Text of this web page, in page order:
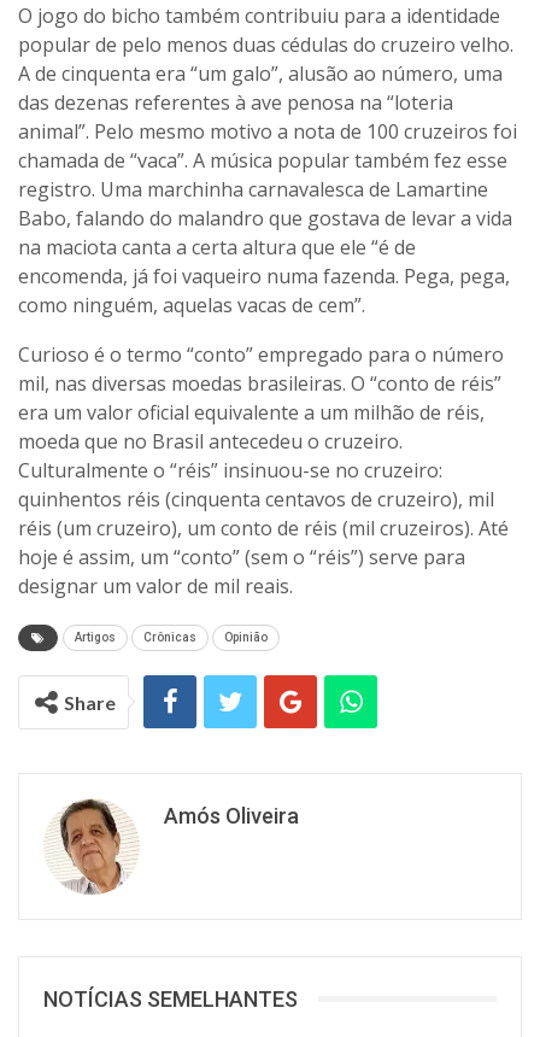
O jogo do bicho também contribuiu para a identidade
popular de pelo menos duas cédulas do cruzeiro velho.
A de cinquenta era “um galo”, alusão ao número, uma
das dezenas referentes à ave penosa na “loteria
animal”. Pelo mesmo motivo a nota de 100 cruzeiros foi
chamada de “vaca”. A música popular também fez esse
registro. Uma marchinha carnavalesca de Lamartine
Babo, falando do malandro que gostava de levar a vida
na maciota canta a certa altura que ele “é de
encomenda, já foi vaqueiro numa fazenda. Pega, pega,
como ninguém, aquelas vacas de cem”.
Curioso é o termo “conto” empregado para o número
mil, nas diversas moedas brasileiras. O “conto de réis”
era um valor oficial equivalente a um milhão de réis,
moeda que no Brasil antecedeu o cruzeiro.
Culturalmente o “réis” insinuou-se no cruzeiro:
quinhentos réis (cinquenta centavos de cruzeiro), mil
réis (um cruzeiro), um conto de réis (mil cruzeiros). Até
hoje é assim, um “conto” (sem o “réis”) serve para
designar um valor de mil reais.
Artigos Crônicas Opinião
Share
Amós Oliveira
NOTÍCIAS SEMELHANTES